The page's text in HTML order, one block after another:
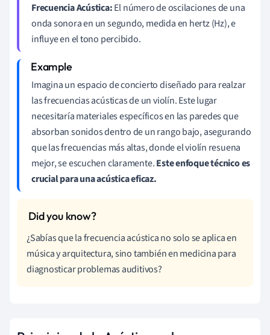
Frecuencia Acústica:El número de oscilaciones de una
onda sonora en un segundo, medida en hertz (Hz), e
influye en el tono percibido.
Imagina un espacio de concierto diseñado para realzar
las frecuencias acústicas de un violín. Este lugar
necesitaría materiales específicos en las paredes que
absorban sonidos dentro de un rango bajo, asegurando
que las frecuencias más altas, donde el violín resuena
mejor, se escuchen claramente.Este enfoque técnico es
crucial para una acústica eficaz.
¿Sabías que la frecuencia acústica no solo se aplica en
música y arquitectura, sino también en medicina para
diagnosticar problemas auditivos?